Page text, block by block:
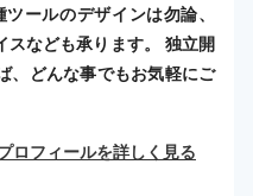
ールのデザインは勿論、
スなども承ります。 独立開
、どんな事でもお気軽にご
ロフィールを詳しく見る